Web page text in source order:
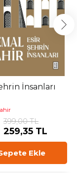
İnsanları
399,00 TL
259,35 TL
Ekle